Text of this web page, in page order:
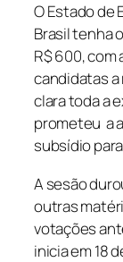
O Estado de
Brasil tenha
R$ 600, com
candidatas
clara toda a
prometeu a
subsídio
A sesão
outras
votações
inicia em 18